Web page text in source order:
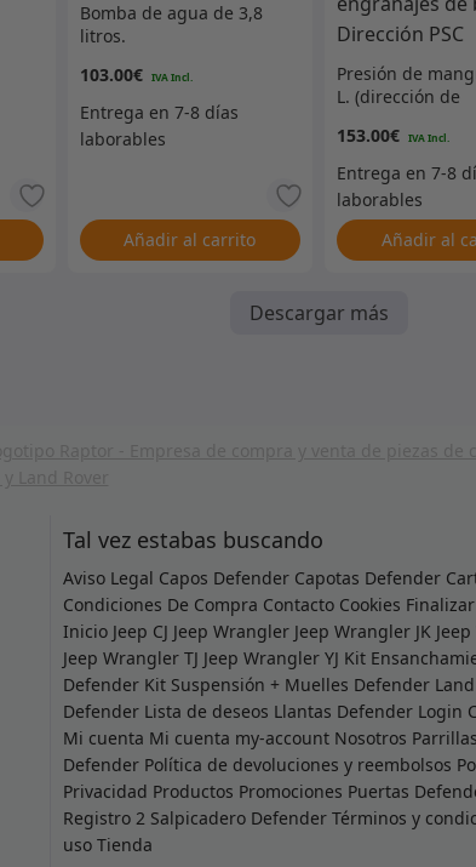
Bomba de agua de 3,8
litros.
103.00€
Añadir al carrito
Presión de
L. (dirección de
Dirección PSC
153.00€
Añadir al
Descargar más
Tal vez estabas buscando
Aviso Legal Capos Defender Capotas Defender
Condiciones De Compra Contacto Cookies
Inicio Jeep CJ Jeep Wrangler Jeep Wrangler JK
Jeep Wrangler TJ Jeep Wrangler YJ Kit
Defender Kit Suspensión + Muelles Defender
Defender Lista de deseos Llantas Defender Login
Mi cuenta Mi cuenta my-account Nosotros
Defender Política de devoluciones y reembolsos
Privacidad Productos Promociones Puertas
Registro 2 Salpicadero Defender Términos y
uso Tienda